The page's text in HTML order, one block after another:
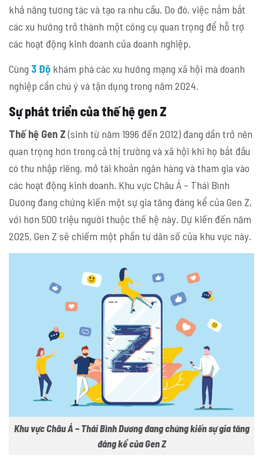
khả năng tương tác và tạo ra nhu cầu. Do đó, việc nắm bắt
các xu hướng trở thành một công cụ quan trọng để hỗ trợ
các hoạt động kinh doanh của doanh nghiệp.
Cùng 3 Độ khám phá các xu hướng mạng xã hội mà doanh
nghiệp cần chú ý và tận dụng trong năm 2024.
Sự phát triển của thế hệ gen Z
Thế hệ Gen Z(sinh từ năm 1996 đến 2012) đang dần trở nên
quan trọng hơn trong cả thị trường và xã hội khi họ bắt đầu
có thu nhập riêng, mở tài khoản ngân hàng và tham gia vào
các hoạt động kinh doanh. Khu vực Châu Á – Thái Bình
Dương đang chứng kiến một sự gia tăng đáng kể của Gen Z,
với hơn 500 triệu người thuộc thế hệ này. Dự kiến đến năm
2025, Gen Z sẽ chiếm một phần tư dân số của khu vực này.
Khu vực Châu Á – Thái Bình Dương đang chứng kiến sự gia tăng
đáng kể của Gen Z